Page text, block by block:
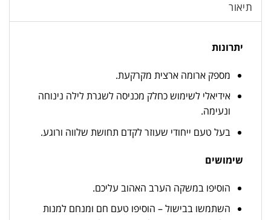
תיאור
יתרונות
מספק ארומה ארצית מקרקעת.
אידיאלי לשימוש כחלק מכניסה לשגרת לילה נינוחה
ונעימה.
בעל טעם ייחודי שעוזר לקדם תחושת שלווה ורוגע.
שימושים
הוסיפו במשקה הערב האהוב עליכם.
השתמשו בבישול – הוסיפו טעם חם ומנחם למנות